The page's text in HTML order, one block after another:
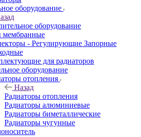
оборудование
оборудование
мембранные
- Регулирующие Запорные
для радиаторов
оборудование
отопления
Назад
Радиаторы отопления
Радиаторы алюминиевые
Радиаторы биметаллические
Радиаторы чугунные